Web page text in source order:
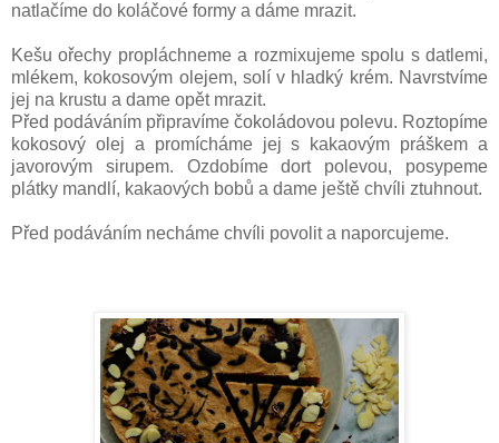
natlačíme do koláčové formy a dáme mrazit.
Kešu ořechy propláchneme a rozmixujeme spolu s datlemi,
mlékem, kokosovým olejem, solí v hladký krém. Navrstvíme
jej na krustu a dame opět mrazit.
Před podáváním připravíme čokoládovou polevu. Roztopíme
kokosový olej a promícháme jej s kakaovým práškem a
javorovým sirupem. Ozdobíme dort polevou, posypeme
plátky mandlí, kakaových bobů a dame ještě chvíli ztuhnout.
Před podáváním necháme chvíli povolit a naporcujeme.